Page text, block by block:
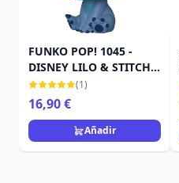
FUNKO POP! 1045 -
DISNEY LILO & STITCH -
STITCH SENTADO
(1)
16,90 €
Añadir